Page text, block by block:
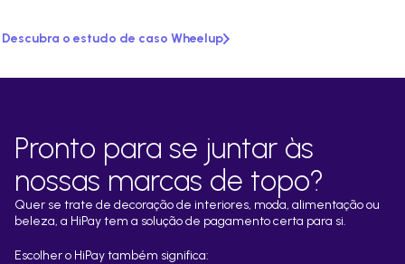
Descubra o estudo de caso Wheelup
Pronto para se juntar às
nossas marcas de topo?
Quer se trate de decoração de interiores, moda, alimentação ou
beleza, a HiPay tem a solução de pagamento certa para si.
Escolher o HiPay também significa: